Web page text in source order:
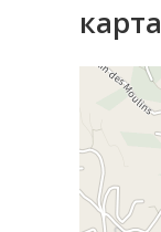
карта